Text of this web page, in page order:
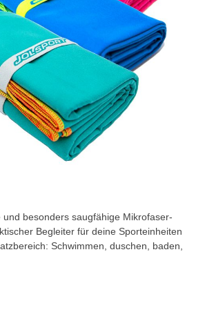
und besonders saugfähige Mikrofaser-
Begleiter für deine Sporteinheiten
Schwimmen, duschen, baden,